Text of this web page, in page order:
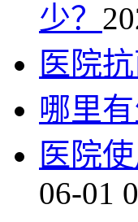
少？
医院
哪里
医院
06-01